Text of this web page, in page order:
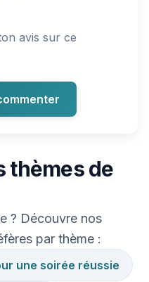
avis sur ce
thèmes de
? Découvre nos
par thème :
une soirée réussie